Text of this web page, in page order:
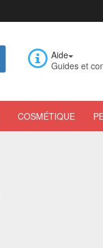
Aide
Guides et
COSMÉTIQUE